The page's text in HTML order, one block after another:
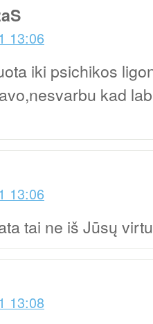
13:06
iki psichikos
kad
13:06
tai ne iš Jūsų
13:08